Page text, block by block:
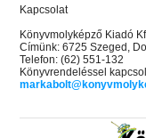
Kapcsolat
Könyvmolyképző Kiadó
Címünk: 6725 Szeged,
Telefon: (62) 551-132
Könyvrendeléssel